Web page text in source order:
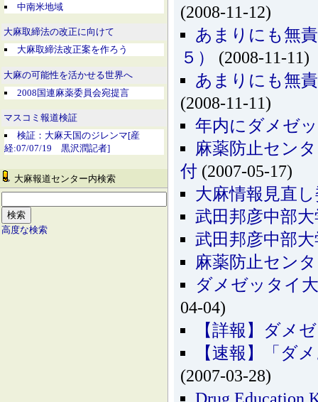
中南米地域
大麻取締法の改正に向けて
大麻取締法改正案を作ろう
大麻の可能性を活かせる世界へ
2008国連麻薬委員会宛提言
マスコミ報道検証
検証：大麻天国のジレンマ[産
経:07/07/19 黒沢潤記者]
大麻報道センター内検索
高度な検索
(2008-11-12)
あまりにも無
５）
(2008-11-11)
あまりにも無
(2008-11-11)
年内にダメゼ
麻薬防止セン
付 (2007-05-17)
大麻情報見直
武田邦彦中部
武田邦彦中部
麻薬防止セン
ダメゼッタイ
04-04)
【詳報】ダメ
【速報】「ダ
(2007-03-28)